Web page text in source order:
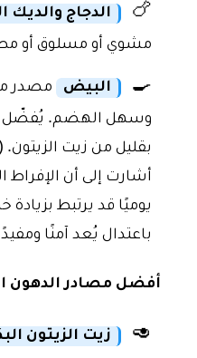
🍗 الدجاج والديك
مشوي أو مسلوق أو
🍳 البيض
مصدر
وسهل الهضم. يُفضّل
بقليل من زيت
أشارت إلى أن الإفراط
يوميًا قد يرتبط بزيادة
باعتدال يُعد آمنًا
أفضل مصادر الدهون
🥑 زيت الزيتون